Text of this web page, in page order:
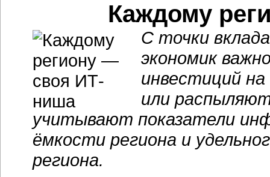
Каждому
С точки
экономик
инвестиций
или
учитывают показатели
ёмкости региона и
региона.